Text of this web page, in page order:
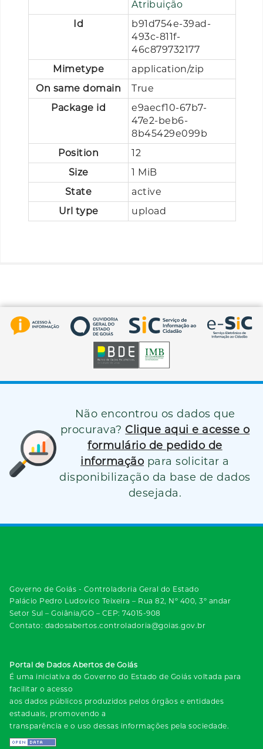
Atribuição
Id
b91d754e-39ad-
493c-811f-
46c879732177
Mimetype
application/zip
On same domain
True
Package id
e9aecf10-67b7-
47e2-beb6-
8b45429e099b
Position
12
Size
1 MiB
State
active
Url type
upload
Não encontrou os dados que
procurava? Clique aqui e acesse o
formulário de pedido de
informação para solicitar a
disponibilização da base de dados
desejada.
Governo de Goiás - Controladoria Geral do Estado
Palácio Pedro Ludovico Teixeira – Rua 82, Nº 400, 3º andar
Setor Sul – Goiânia/GO – CEP: 74015-908
Contato: dadosabertos.controladoria@goias.gov.br
Portal de Dados Abertos de Goiás
É uma iniciativa do Governo do Estado de Goiás voltada para
facilitar o acesso
aos dados públicos produzidos pelos órgãos e entidades
estaduais, promovendo a
transparência e o uso dessas informações pela sociedade.